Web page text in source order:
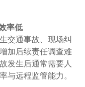
率低
交通事故、现场纠
加后续责任调查难
发生后通常需要人
与远程监管能力。